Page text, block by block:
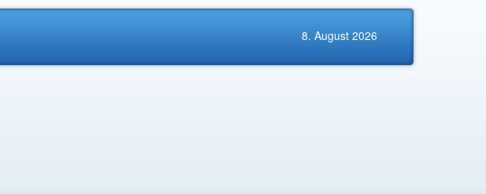
8. August 2026